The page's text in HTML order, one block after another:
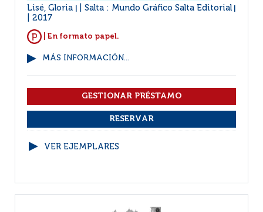
Lisé, Gloria Salta : Mundo Gráfico Salta Editorial
2017
| En formato papel.
MÁS INFORMACIÓN...
VER EJEMPLARES